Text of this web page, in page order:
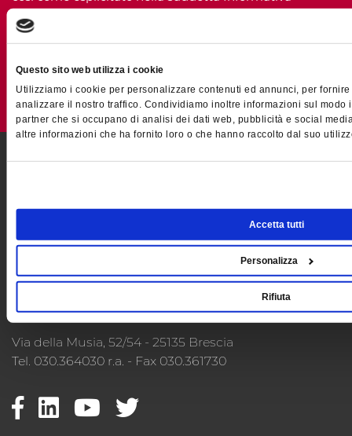
Questo sito web utilizza i cookie
Utilizziamo i cookie per personalizzare contenuti ed annunci, per
analizzare il nostro traffico. Condividiamo inoltre informazioni sul
partner che si occupano di analisi dei dati web, pubblicità e social
altre informazioni che ha fornito loro o che hanno raccolto dal suo
Accetta tutti
Personalizza
Rifiuta
ISCRIVITI
STAIN
Sistemi MES
Via della Musia, 52/54 - 25135 Brescia
Tel. 030.364030 r.a. - Fax 030.361730